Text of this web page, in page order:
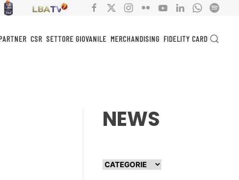
CSR SETTORE GIOVANILE MERCHANDISING FIDELITY CARD
NEWS